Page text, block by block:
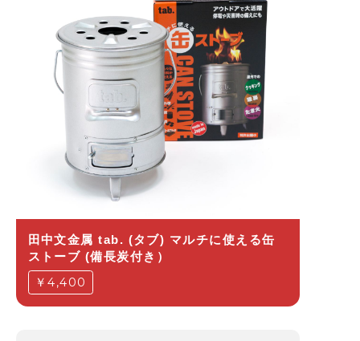
田中文金属 tab. (タブ) マルチに使える缶
ストーブ (備長炭付き）
￥4,400